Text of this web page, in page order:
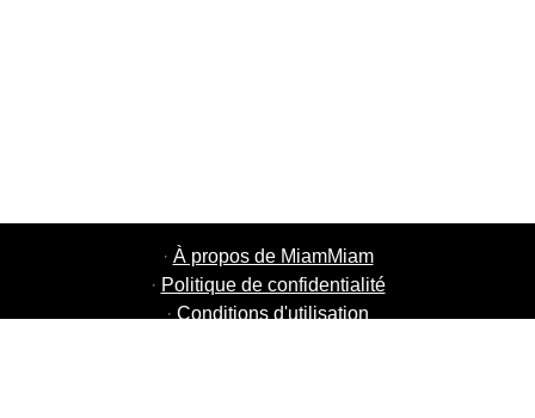
· À propos de MiamMiam
· Politique de confidentialité
· Conditions d'utilisation